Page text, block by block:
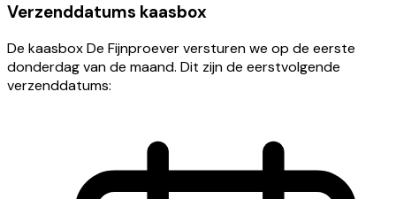
Verzenddatums kaasbox
De kaasbox De Fijnproever versturen we op de eerste
donderdag van de maand. Dit zijn de eerstvolgende
verzenddatums: